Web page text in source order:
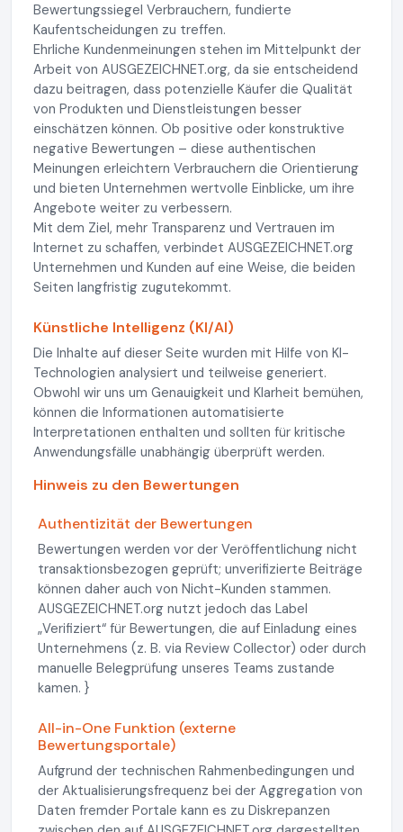
Bewertungssiegel Verbrauchern, fundierte
Kaufentscheidungen zu treffen.
Ehrliche Kundenmeinungen stehen im Mittelpunkt der
Arbeit von AUSGEZEICHNET.org, da sie entscheidend
dazu beitragen, dass potenzielle Käufer die Qualität
von Produkten und Dienstleistungen besser
einschätzen können. Ob positive oder konstruktive
negative Bewertungen – diese authentischen
Meinungen erleichtern Verbrauchern die Orientierung
und bieten Unternehmen wertvolle Einblicke, um ihre
Angebote weiter zu verbessern.
Mit dem Ziel, mehr Transparenz und Vertrauen im
Internet zu schaffen, verbindet AUSGEZEICHNET.org
Unternehmen und Kunden auf eine Weise, die beiden
Seiten langfristig zugutekommt.
Künstliche Intelligenz (KI/AI)
Die Inhalte auf dieser Seite wurden mit Hilfe von KI-
Technologien analysiert und teilweise generiert.
Obwohl wir uns um Genauigkeit und Klarheit bemühen,
können die Informationen automatisierte
Interpretationen enthalten und sollten für kritische
Anwendungsfälle unabhängig überprüft werden.
Hinweis zu den Bewertungen
Authentizität der Bewertungen
Bewertungen werden vor der Veröffentlichung nicht
transaktionsbezogen geprüft; unverifizierte Beiträge
können daher auch von Nicht-Kunden stammen.
AUSGEZEICHNET.org nutzt jedoch das Label
„Verifiziert“ für Bewertungen, die auf Einladung eines
Unternehmens (z. B. via Review Collector) oder durch
manuelle Belegprüfung unseres Teams zustande
kamen. }
All-in-One Funktion (externe
Bewertungsportale)
Aufgrund der technischen Rahmenbedingungen und
der Aktualisierungsfrequenz bei der Aggregation von
Daten fremder Portale kann es zu Diskrepanzen